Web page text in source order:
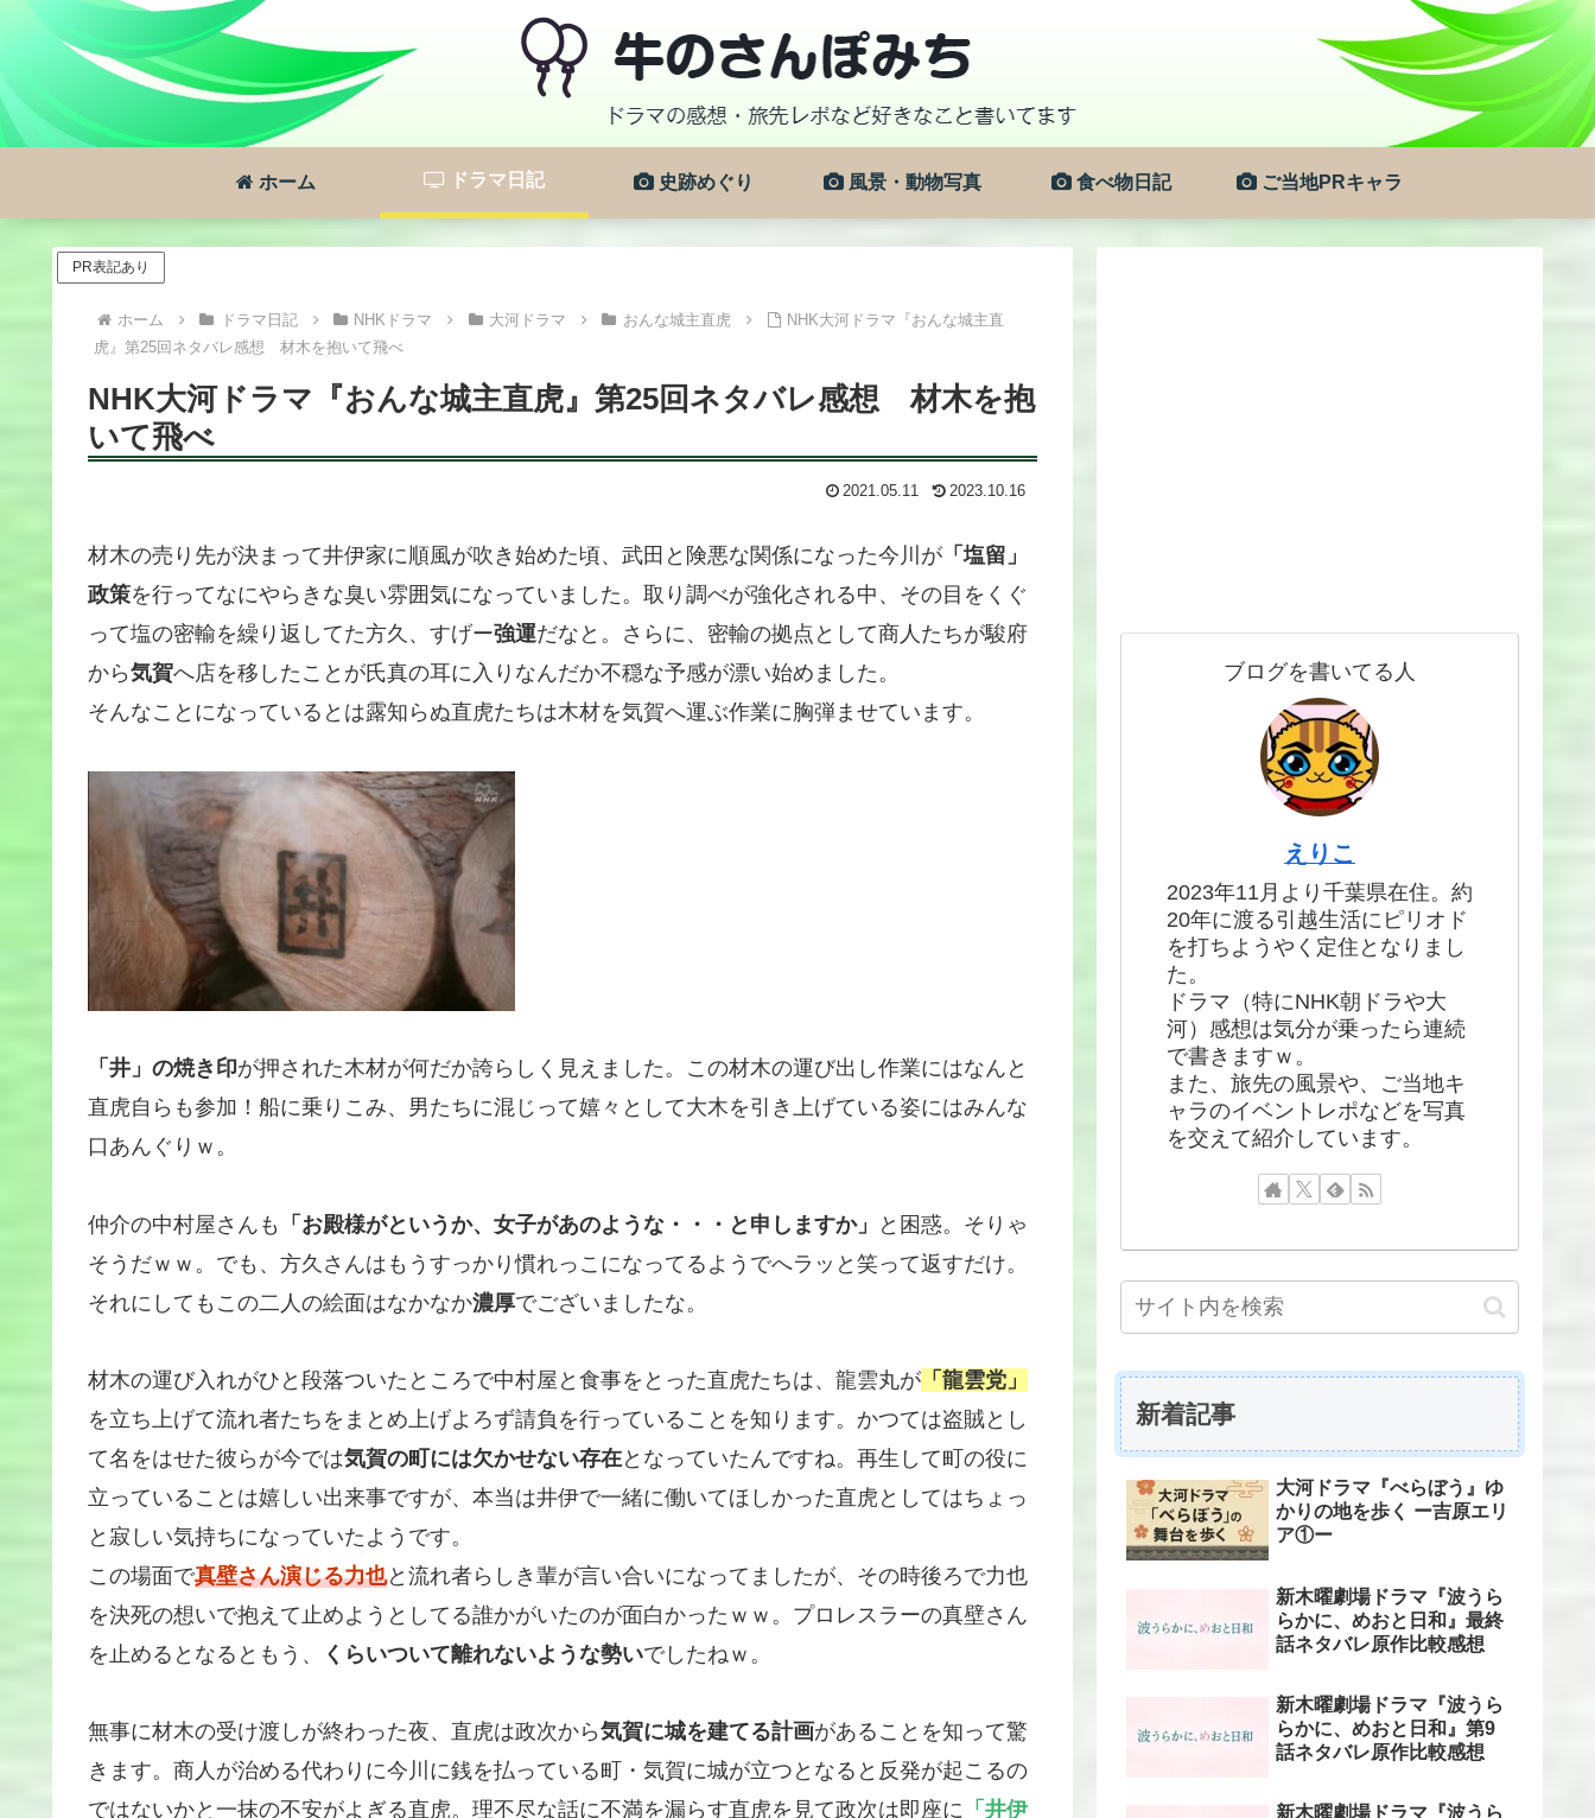
ホーム ドラマ日記 史跡めぐり 風景・動物写真 食べ物日記 ご当地PRキャラ
PR表記あり
ホーム ドラマ日記 NHKドラマ 大河ドラマ おんな城主直虎
NHK大河ドラマ『おんな城主直
虎』第25回ネタバレ感想 材木を抱いて飛べ
NHK大河ドラマ『おんな城主直虎』第25回ネタバレ感想 材木を抱
いて飛べ
2021.05.11 2023.10.16
材木の売り先が決まって井伊家に順風が吹き始めた頃、武田と険悪な関係になった今川が 「塩留」
政策を行ってなにやらきな臭い雰囲気になっていました。取り調べが強化される中、その目をくぐ
って塩の密輸を繰り返してた方久、すげー強運だなと。さらに、密輸の拠点として商人たちが駿府
から気賀へ店を移したことが氏真の耳に入りなんだか不穏な予感が漂い始めました。
そんなことになっているとは露知らぬ直虎たちは木材を気賀へ運ぶ作業に胸弾ませています。
「井」の焼き印が押された木材が何だか誇らしく見えました。この材木の運び出し作業にはなんと
直虎自らも参加！船に乗りこみ、男たちに混じって嬉々として大木を引き上げている姿にはみんな
口あんぐりｗ。
仲介の中村屋さんも 「お殿様がというか、女子があのような・・・と申しますか」
と困惑。そりゃ
そうだｗｗ。でも、方久さんはもうすっかり慣れっこになってるようでへラッと笑って返すだけ。
それにしてもこの二人の絵面はなかなか濃厚でございましたな。
材木の運び入れがひと段落ついたところで中村屋と食事をとった直虎たちは、龍雲丸が 「龍雲党」
を立ち上げて流れ者たちをまとめ上げよろず請負を行っていることを知ります。かつては盗賊とし
て名をはせた彼らが今では気賀の町には欠かせない存在となっていたんですね。再生して町の役に
立っていることは嬉しい出来事ですが、本当は井伊で一緒に働いてほしかった直虎としてはちょっ
と寂しい気持ちになっていたようです。
この場面で真壁さん演じる力也と流れ者らしき輩が言い合いになってましたが、その時後ろで力也
を決死の想いで抱えて止めようとしてる誰かがいたのが面白かったｗｗ。プロレスラーの真壁さん
を止めるとなるともう、
くらいついて離れないような勢いでしたねｗ。
無事に材木の受け渡しが終わった夜、直虎は政次から気賀に城を建てる計画があることを知って驚
きます。商人が治める代わりに今川に銭を払っている町・気賀に城が立つとなると反発が起こるの
ではないかと一抹の不安がよぎる直虎。理不尽な話に不満を漏らす直虎を見て政次は即座に 「井伊
ブログを書いてる人
えりこ
2023年11月より千葉県在住。約
20年に渡る引越生活にピリオド
を打ちようやく定住となりまし
た。
ドラマ（特にNHK朝ドラや大
河）感想は気分が乗ったら連続
で書きますｗ。
また、旅先の風景や、ご当地キ
ャラのイベントレポなどを写真
を交えて紹介しています。
新着記事
大河ドラマ『べらぼう』ゆ
かりの地を歩く ー吉原エリ
ア①ー
新木曜劇場ドラマ『波うら
らかに、めおと日和』最終
話ネタバレ原作比較感想
新木曜劇場ドラマ『波うら
らかに、めおと日和』第9
話ネタバレ原作比較感想
新木曜劇場ドラマ『波うら